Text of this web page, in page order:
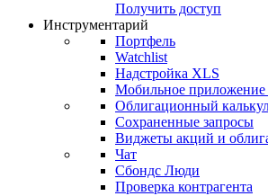
Получить доступ
Инструментарий
Портфель
Watchlist
Надстройка XLS
Мобильное приложение
Облигационный
Сохраненные запросы
Виджеты акций и
Чат
Сбондс Люди
Проверка контрагента